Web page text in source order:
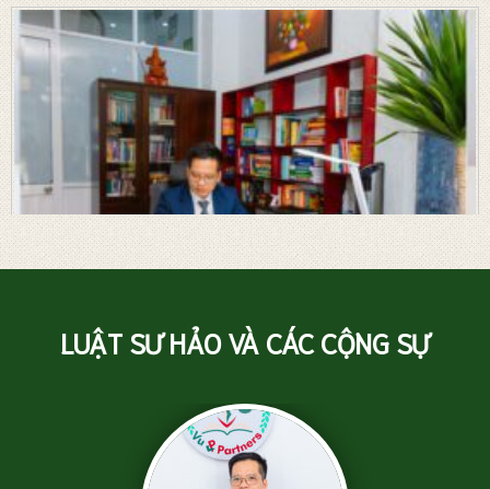
Luật sư riêng – Tư vấn pháp luật thường xuyên
LUẬT SƯ HẢO VÀ CÁC CỘNG SỰ